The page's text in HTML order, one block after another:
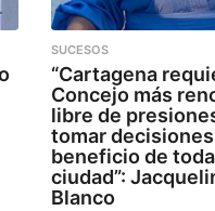
SUCESOS
“Cartagena
Concejo más
libre de
tomar
beneficio de
ciudad”:
Blanco